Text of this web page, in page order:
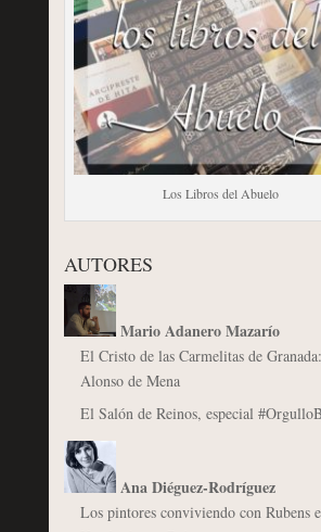
Los Libros del Abuelo
AUTORES
Mario Adanero Mazarío
El Cristo de las Carmelitas de
Alonso de Mena
El Salón de Reinos, especial
Ana Diéguez-Rodríguez
Los pintores conviviendo con Rubens